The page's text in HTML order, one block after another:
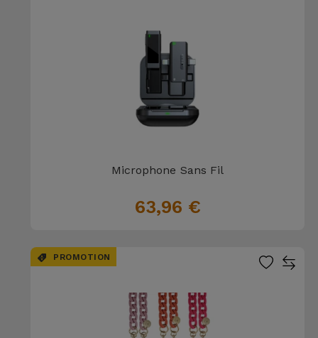
Microphone Sans Fil
63,96 €
PROMOTION